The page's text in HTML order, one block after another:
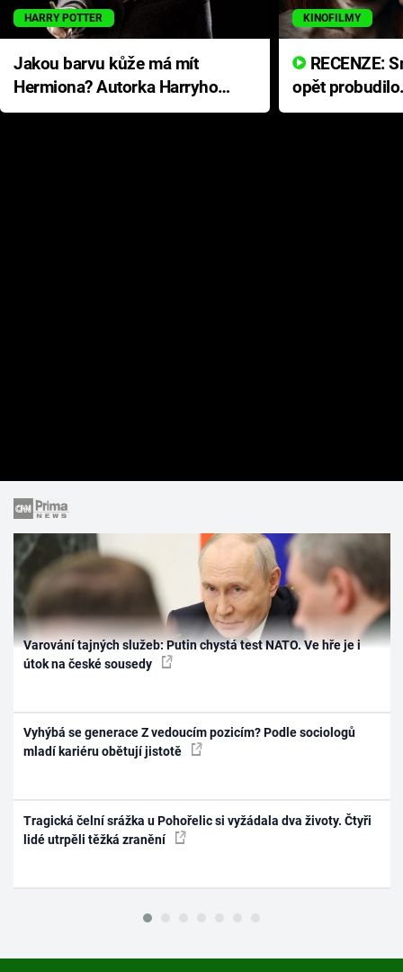
HARRY POTTER
Jakou barvu kůže má mít
Hermiona? Autorka Harryho
Pottera přišla s ráznou
KINOFILMY
opět
přichází s
Varování tajných služeb: Putin chystá test NATO. Ve hře je i
útok na české sousedy
Vyhýbá se generace Z vedoucím pozicím? Podle sociologů
mladí kariéru obětují jistotě
Tragická čelní srážka u Pohořelic si vyžádala dva životy. Čtyři
lidé utrpěli těžká zranění